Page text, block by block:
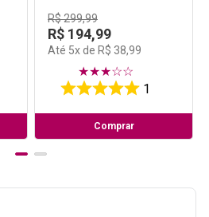
R$299,99
R$ 194,99
Até 5x de R$ 38,99
★★★☆☆
1
Comprar